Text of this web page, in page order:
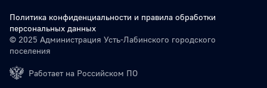
Политика конфиденциальности и правила обработки
персональных данных
© 2025 Администрация Усть-Лабинского городского
поселения
Работает на Российском ПО